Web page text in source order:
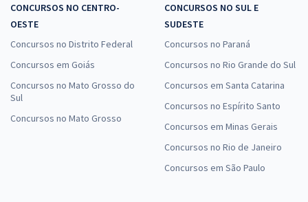
CONCURSOS NO CENTRO-
OESTE
Concursos no Distrito Federal
Concursos em Goiás
Concursos no Mato Grosso do
Sul
Concursos no Mato Grosso
CONCURSOS NO SUL E
SUDESTE
Concursos no Paraná
Concursos no Rio Grande do Sul
Concursos em Santa Catarina
Concursos no Espírito Santo
Concursos em Minas Gerais
Concursos no Rio de Janeiro
Concursos em São Paulo